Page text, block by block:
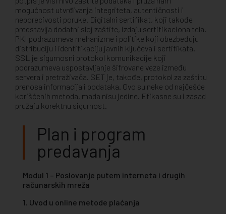
mogućnost utvrđivanja integriteta, autentičnosti i
neporecivosti poruke. Digitalni sertifikat, koji takođe
predstavlja dodatni sloj zaštite, izdaju sertifikaciona tela.
PKI podrazumeva mehanizme i politike koji obezbeđuju
distribuciju i identifikaciju javnih ključeva i sertifikata.
SSL je sigurnosni protokol komunikacije koji
podrazumeva uspostavljanje šifrovane veze između
servera i pretraživača. SET je, takođe, protokol za zaštitu
prenosa informacija i podataka. Ovo su neke od najčešće
korišćenih metoda, mada nisu jedine. Efikasne su i zasad
pružaju korektnu sigurnost.
Plan i program
predavanja
Modul 1 – Poslovanje putem interneta i drugih
računarskih mreža
1. Uvod u online metode plaćanja